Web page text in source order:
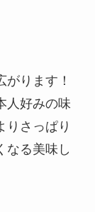
ります！
人好みの味
りさっぱり
なる美味し